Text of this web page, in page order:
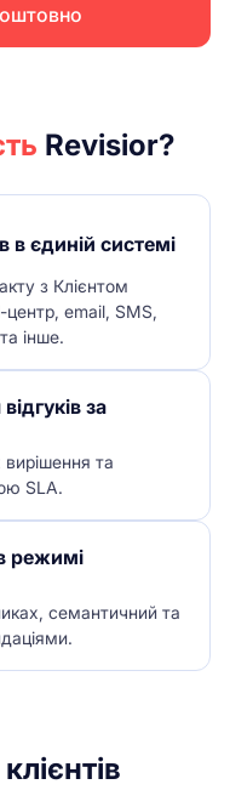
Revisior?
в єдиній системі
з Клієнтом
email, SMS,
інше.
за
та
SLA.
режимі
семантичний та